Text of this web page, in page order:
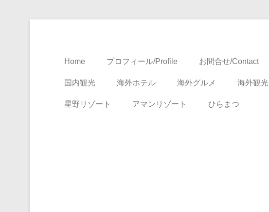
Home プロフィール/Profile お問合せ/Contact
国内観光 海外ホテル 海外グルメ 海外観光
星野リゾート アマンリゾート ひらまつ